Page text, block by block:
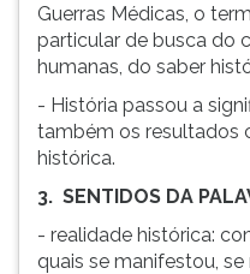
menu
principal
pressione
depois
Guerras Médicas, o
particular de busca do
humanas, do saber
- História passou a
também os resultados
histórica.
3. SENTIDOS DA
- realidade histórica:
quais se manifestou,